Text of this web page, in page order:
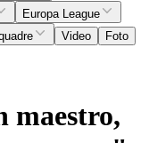
Europa League
Video
Foto